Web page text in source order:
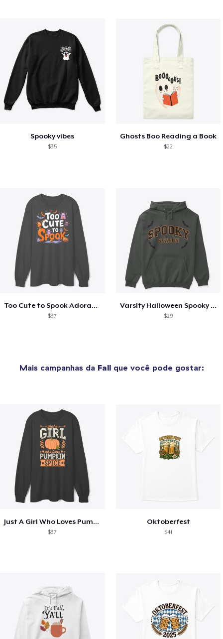
Spooky vibes
$35
Ghosts Boo Reading a Book
$22
Too Cute to Spook Adorable Halloween Tee
$37
Varsity Halloween Spooky Season Letter
$29
Mais campanhas da Fallque você pode gostar:
Just A Girl Who Loves Pumpkin Spice
$37
Oktoberfest
$41